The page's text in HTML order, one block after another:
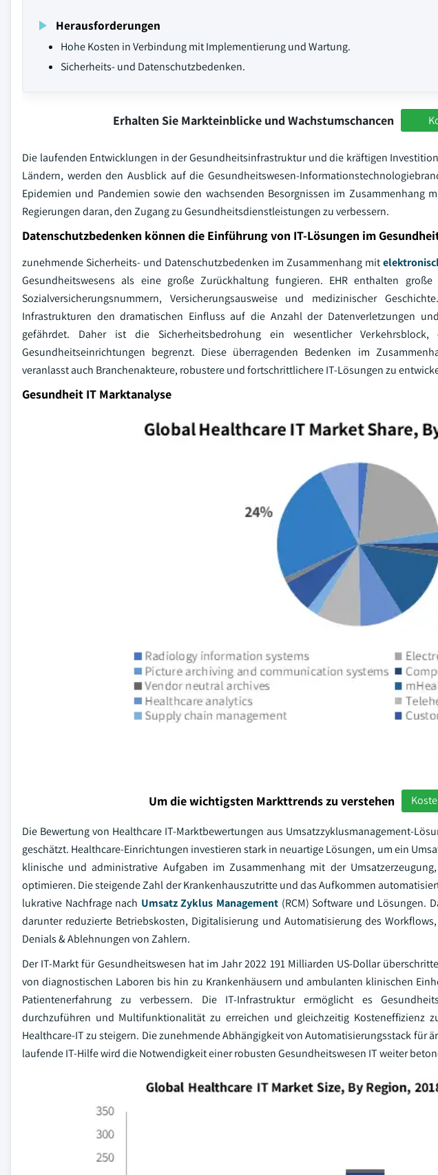
Herausforderungen
Hohe Kosten in Verbindung mit Implementierung und Wartung.
Sicherheits- und Datenschutzbedenken.
Erhalten Sie Markteinblicke und Wachstumschancen
Die laufenden Entwicklungen in der Gesundheitsinfrastruktur und die kräftigen
Ländern, werden den Ausblick auf die Gesundheitswesen-
Epidemien und Pandemien sowie den wachsenden Besorgnissen im Zusammenhang
Regierungen daran, den Zugang zu Gesundheitsdienstleistungen zu verbessern.
Datenschutzbedenken können die Einführung von IT-Lösungen im
zunehmende Sicherheits- und Datenschutzbedenken im Zusammenhang mit
Gesundheitswesens als eine große Zurückhaltung fungieren. EHR enthalten
Sozialversicherungsnummern, Versicherungsausweise und medizinischer
Infrastrukturen den dramatischen Einfluss auf die Anzahl der Datenverletzungen
gefährdet. Daher ist die Sicherheitsbedrohung ein wesentlicher
Gesundheitseinrichtungen begrenzt. Diese überragenden Bedenken im
veranlasst auch Branchenakteure, robustere und fortschrittlichere IT-Lösungen zu
Gesundheit IT Marktanalyse
Um die wichtigsten Markttrends zu verstehen
Die Bewertung von Healthcare IT-Marktbewertungen aus Umsatzzyklusmanagement-
geschätzt. Healthcare-Einrichtungen investieren stark in neuartige Lösungen, um ein
klinische und administrative Aufgaben im Zusammenhang mit der
optimieren. Die steigende Zahl der Krankenhauszutritte und das Aufkommen
lukrative Nachfrage nach Umsatz Zyklus Management (RCM) Software und Lösungen.
darunter reduzierte Betriebskosten, Digitalisierung und Automatisierung des
Denials & Ablehnungen von Zahlern.
Der IT-Markt für Gesundheitswesen hat im Jahr 2022 191 Milliarden US-Dollar
von diagnostischen Laboren bis hin zu Krankenhäusern und ambulanten klinischen
Patientenerfahrung zu verbessern. Die IT-Infrastruktur ermöglicht es
durchzuführen und Multifunktionalität zu erreichen und gleichzeitig Kosteneffizienz
Healthcare-IT zu steigern. Die zunehmende Abhängigkeit von Automatisierungsstack für
laufende IT-Hilfe wird die Notwendigkeit einer robusten Gesundheitswesen IT weiter